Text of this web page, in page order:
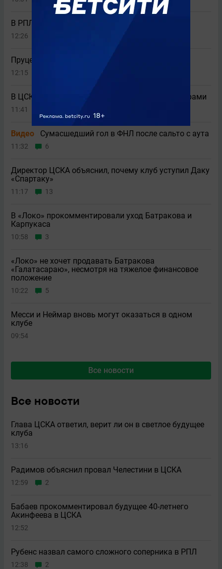
В РПЛ повысят планку единоборств
12:26
Пруцев начал карьеру во Франции с 2+1
12:15
В ЦСКА пожаловались на сложности с трансферами
11:41
Видео Сумасшедший гол в ФНЛ после сальто с аута
11:32 6
Директор ЦСКА объяснил, почему клуб уступил Даку
«Спартаку»
11:17 13
В «Локо» прокомментировали уход Батракова и
Карпукаса
10:58 3
«Локо» не хочет продавать Батракова
«Галатасараю», несмотря на тяжелое финансовое
положение
10:22 5
Месси и Неймар вновь могут оказаться в одном
клубе
09:54
Все новости
Все новости
Глава ЦСКА ответил, верит ли он в светлое будущее
клуба
13:16
Радимов объяснил провал Челестини в ЦСКА
12:59 2
Бабаев прокомментировал будущее 40-летнего
Акинфеева в ЦСКА
12:52
Рубенс назвал самого сложного соперника в РПЛ
12:38 2